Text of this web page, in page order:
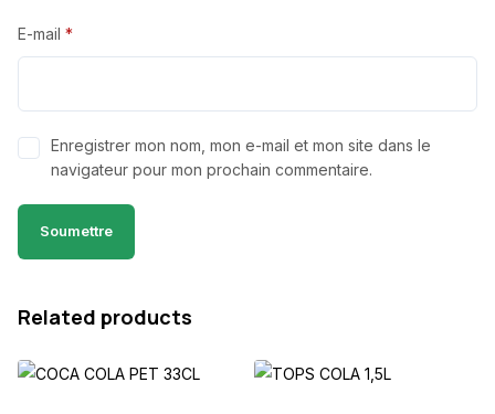
E-mail *
Enregistrer mon nom, mon e-mail et mon site dans le
navigateur pour mon prochain commentaire.
Related products